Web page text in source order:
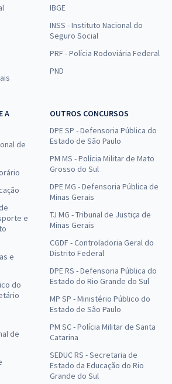
IBGE
INSS - Instituto Nacional do
Seguro Social
PRF - Polícia Rodoviária Federal
PND
A
de
e
e
do
de
OUTROS CONCURSOS
DPE SP - Defensoria Pública do
Estado de São Paulo
PM MS - Polícia Militar de Mato
Grosso do Sul
DPE MG - Defensoria Pública de
Minas Gerais
TJ MG - Tribunal de Justiça de
Minas Gerais
CGDF - Controladoria Geral do
Distrito Federal
DPE RS - Defensoria Pública do
Estado do Rio Grande do Sul
MP SP - Ministério Público do
Estado de São Paulo
PM SC - Polícia Militar de Santa
Catarina
SEDUC RS - Secretaria de
Estado da Educação do Rio
Grande do Sul